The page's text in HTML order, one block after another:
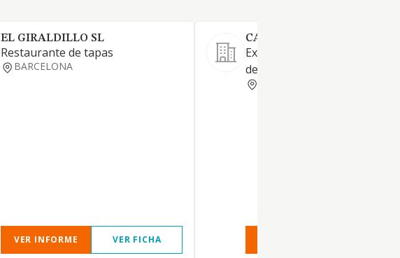
EL GIRALDILLO SL
Restaurante de tapas
BARCELONA
VER INFORME VER FICHA
CAN RIBAS SL
Explotación de restaurante y
de colonia